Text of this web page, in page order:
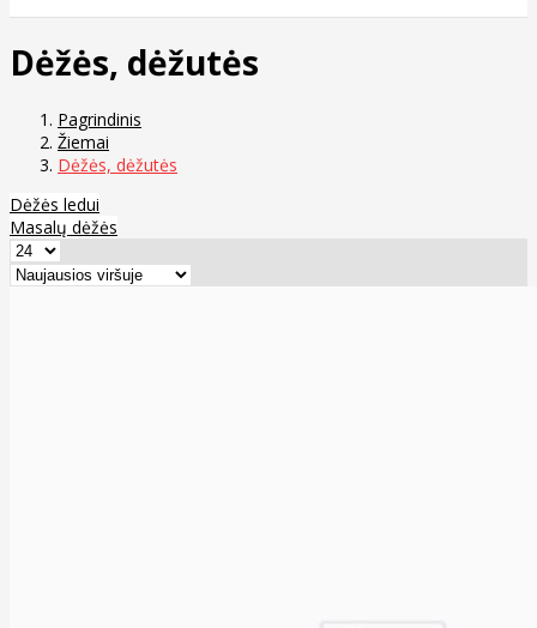
Dėžės, dėžutės
Pagrindinis
Žiemai
Dėžės, dėžutės
Dėžės ledui
Masalų dėžės